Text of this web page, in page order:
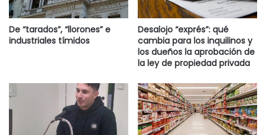
De “tarados”, “llorones” e
industriales tímidos
Desalojo “exprés”: qué
cambia para los inquilinos y
los dueños la aprobación de
la ley de propiedad privada